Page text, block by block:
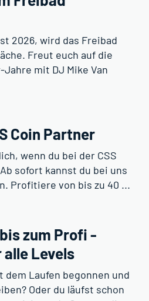
2026, wird das Freibad
Freut euch auf die
mit DJ Mike Van
Coin Partner
wenn du bei der CSS
sofort kannst du bei uns
Profitiere von bis zu 40 ...
zum Profi -
Levels
dem Laufen begonnen und
Oder du läufst schon